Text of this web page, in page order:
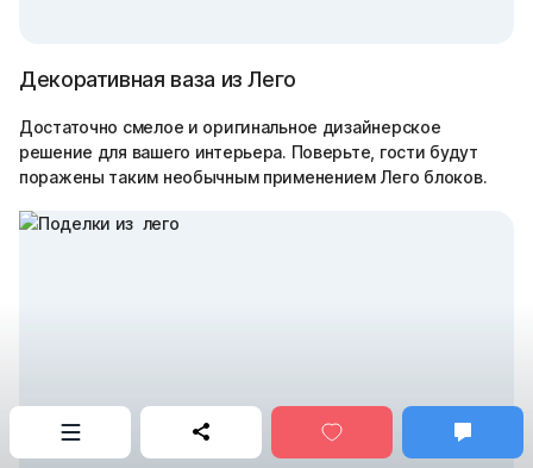
Декоративная ваза из Лего
Достаточно смелое и оригинальное дизайнерское
решение для вашего интерьера. Поверьте, гости будут
поражены таким необычным применением Лего блоков.